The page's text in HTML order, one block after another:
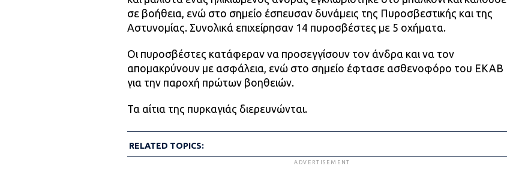
σε βοήθεια, ενώ στο σημείο έσπευσαν δυνάμεις της Πυροσβεστικής και της
Αστυνομίας. Συνολικά επιχείρησαν 14 πυροσβέστες με 5 οχήματα.
Οι πυροσβέστες κατάφεραν να προσεγγίσουν τον άνδρα και να τον
απομακρύνουν με ασφάλεια, ενώ στο σημείο έφτασε ασθενοφόρο του ΕΚΑΒ
για την παροχή πρώτων βοηθειών.
Τα αίτια της πυρκαγιάς διερευνώνται.
RELATED TOPICS:
ADVERTISEMENT